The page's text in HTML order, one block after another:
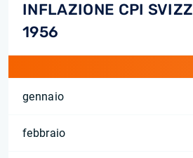
INFLAZIONE CPI
1956
gennaio
febbraio